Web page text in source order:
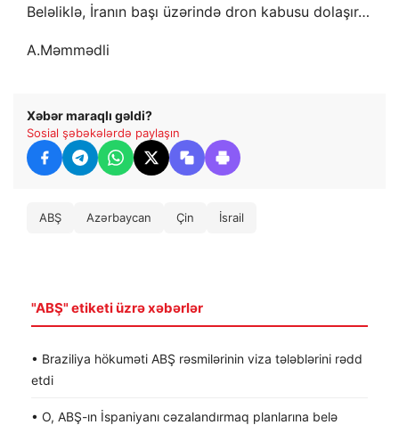
Beləliklə, İranın başı üzərində dron kabusu dolaşır…
A.Məmmədli
Xəbər maraqlı gəldi?
Sosial şəbəkələrdə paylaşın
ABŞ Azərbaycan Çin İsrail
"ABŞ" etiketi üzrə xəbərlər
• Braziliya hökuməti ABŞ rəsmilərinin viza tələblərini rədd
etdi
• O, ABŞ-ın İspaniyanı cəzalandırmaq planlarına belə